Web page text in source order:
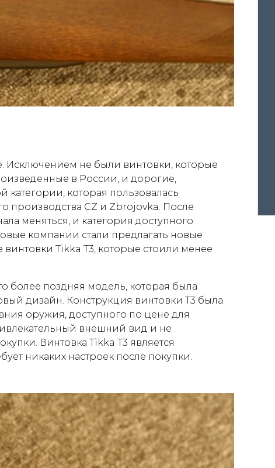
Исключением не были винтовки, которые
в России, и дорогие,
которая пользовалась
CZ и Zbrojovka. После
меняться, и категория доступного
компании стали предлагать новые
Tikka T3, которые стоили менее
более поздняя модель, которая была
дизайн. Конструкция винтовки Т3 была
оружия, доступного по цене для
внешний вид и не
Винтовка Tikka T3 является
никаких настроек после покупки.